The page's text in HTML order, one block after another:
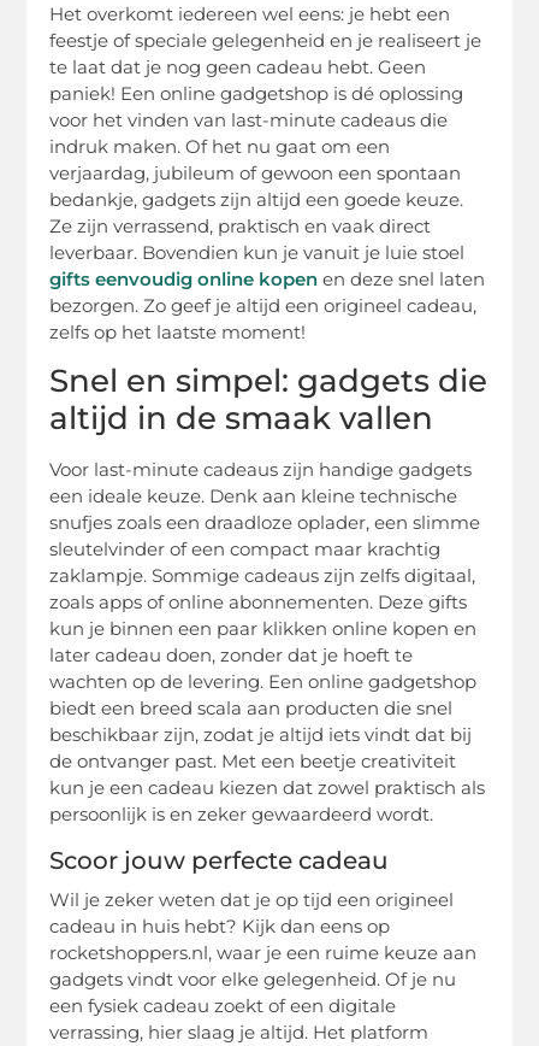
Het overkomt iedereen wel eens: je hebt een
feestje of speciale gelegenheid en je realiseert je
te laat dat je nog geen cadeau hebt. Geen
paniek! Een online gadgetshop is dé oplossing
voor het vinden van last-minute cadeaus die
indruk maken. Of het nu gaat om een
verjaardag, jubileum of gewoon een spontaan
bedankje, gadgets zijn altijd een goede keuze.
Ze zijn verrassend, praktisch en vaak direct
leverbaar. Bovendien kun je vanuit je luie stoel
gifts eenvoudig online kopen en deze snel laten
bezorgen. Zo geef je altijd een origineel cadeau,
zelfs op het laatste moment!
Snel en simpel: gadgets die
altijd in de smaak vallen
Voor last-minute cadeaus zijn handige gadgets
een ideale keuze. Denk aan kleine technische
snufjes zoals een draadloze oplader, een slimme
sleutelvinder of een compact maar krachtig
zaklampje. Sommige cadeaus zijn zelfs digitaal,
zoals apps of online abonnementen. Deze gifts
kun je binnen een paar klikken online kopen en
later cadeau doen, zonder dat je hoeft te
wachten op de levering. Een online gadgetshop
biedt een breed scala aan producten die snel
beschikbaar zijn, zodat je altijd iets vindt dat bij
de ontvanger past. Met een beetje creativiteit
kun je een cadeau kiezen dat zowel praktisch als
persoonlijk is en zeker gewaardeerd wordt.
Scoor jouw perfecte cadeau
Wil je zeker weten dat je op tijd een origineel
cadeau in huis hebt? Kijk dan eens op
rocketshoppers.nl, waar je een ruime keuze aan
gadgets vindt voor elke gelegenheid. Of je nu
een fysiek cadeau zoekt of een digitale
verrassing, hier slaag je altijd. Het platform